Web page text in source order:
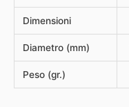
Dimensioni
Diametro (mm)
Peso (gr.)